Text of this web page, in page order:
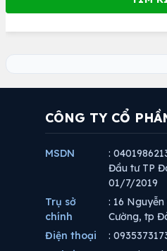
CÔNG TY CỔ
MSDN
:
Đầu tư TP
01/7/2019
Trụ sở
chính
: 16
Cường, tp
Điện thoại
: